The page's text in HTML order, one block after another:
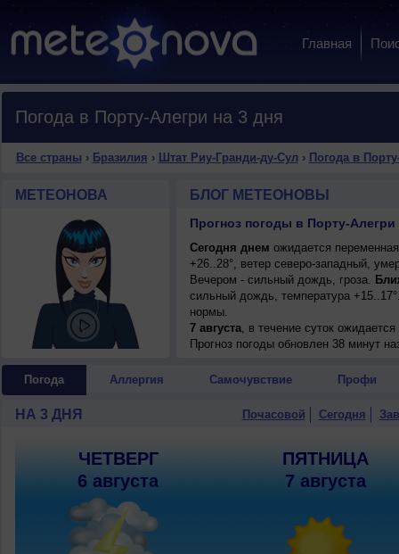
Главная
Погода в Порту-Алегри на 3 дня
Все страны › Бразилия › Штат Риу-Гранди-ду-Сул › Погода в
МЕТЕОНОВА БЛОГ МЕТЕОНОВЫ
Прогноз погоды в Порту-Алегри
Сегодня днем ожидается
+26..28°, ветер северо-западный,
Вечером - сильный дождь, гроза.
сильный дождь, температура
нормы.
7 августа, в течение суток
ночью и днем +15..17°, ветер
Прогноз погоды обновлен 38 минут
Погода Аллергия Самочувствие Профи
НА 3 ДНЯ Почасовой Сегодня
ЧЕТВЕРГ
6 августа
ПЯТНИЦА
7 августа